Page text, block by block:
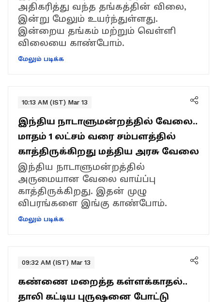
அதிகரித்து வந்த தங்கத்தின் விலை,
இன்று மேலும் உயர்ந்துள்ளது.
இன்றைய தங்கம் மற்றும் வெள்ளி
விலையை காண்போம்.
மேலும் படிக்க
10:13 AM (IST) Mar 13
இந்திய நாடாளுமன்றத்தில் வேலை..
மாதம் 1 லட்சம் வரை சம்பளத்தில்
காத்திருக்கிறது மத்திய அரசு வேலை
இந்திய நாடாளுமன்றத்தில்
அருமையான வேலை வாய்ப்பு
காத்திருக்கிறது. இதன் முழு
விபரங்களை இங்கு காண்போம்.
மேலும் படிக்க
09:32 AM (IST) Mar 13
கண்ணை மறைத்த கள்ளக்காதல்..
தாலி கட்டிய புருஷனை போட்டு